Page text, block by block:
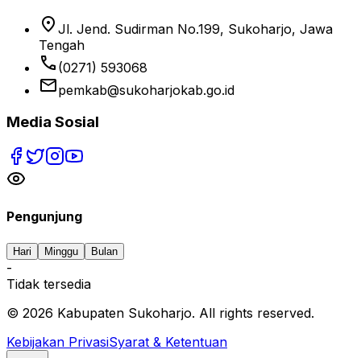
location_on Jl. Jend. Sudirman No.199, Sukoharjo, Jawa
Tengah
phone (0271) 593068
emailpemkab@sukoharjokab.go.id
Media Sosial
Pengunjung
Hari Minggu Bulan
-
Tidak tersedia
© 2026 Kabupaten Sukoharjo. All rights reserved.
Kebijakan PrivasiSyarat & Ketentuan